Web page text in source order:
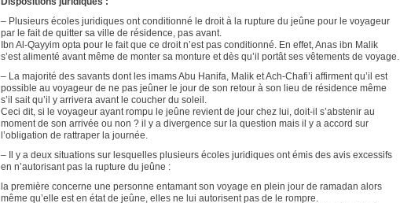
– Plusieurs écoles juridiques ont conditionné le droit à la rupture du jeûne pour le voyageur
par le fait de quitter sa ville de résidence, pas avant.
Ibn Al-Qayyim opta pour le fait que ce droit n’est pas conditionné. En effet, Anas ibn Malik
s’est alimenté avant même de monter sa monture et dès qu’il portât ses vêtements de voyage.
– La majorité des savants dont les imams Abu Hanifa, Malik et Ach-Chafi’i affirment qu’il est
possible au voyageur de ne pas jeûner le jour de son retour à son lieu de résidence même
s’il sait qu’il y arrivera avant le coucher du soleil.
Ceci dit, si le voyageur ayant rompu le jeûne revient de jour chez lui, doit-il s’abstenir au
moment de son arrivée ou non ? il y a divergence sur la question mais il y a accord sur
l’obligation de rattraper la journée.
– Il y a deux situations sur lesquelles plusieurs écoles juridiques ont émis des avis excessifs
en n’autorisant pas la rupture du jeûne :
la première concerne une personne entamant son voyage en plein jour de ramadan alors
même qu’elle est en état de jeûne, elles ne lui autorisent pas de le rompre.